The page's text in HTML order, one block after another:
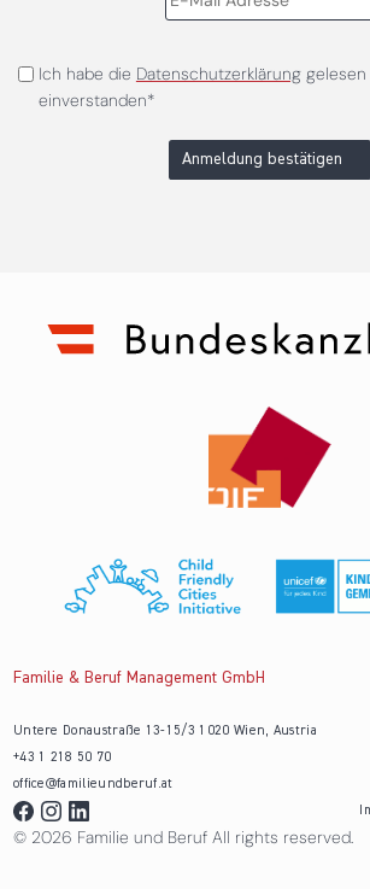
Ich habe die Datenschutzerklärunggelesen
einverstanden*
Anmeldung bestätigen
Familie & Beruf Management GmbH
Untere Donaustraße 13-15/3 1020 Wien, Austria
+43 1 218 50 70
office@familieundberuf.at
© 2026 Familie und Beruf All rights reserved.